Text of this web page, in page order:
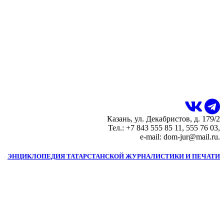
Казань, ул. Декабристов, д. 179/2
Тел.: +7 843 555 85 11, 555 76 03,
e-mail: dom-jur@mail.ru.
ЭНЦИКЛОПЕДИЯ ТАТАРСТАНСКОЙ ЖУРНАЛИСТИКИ И ПЕЧАТИ